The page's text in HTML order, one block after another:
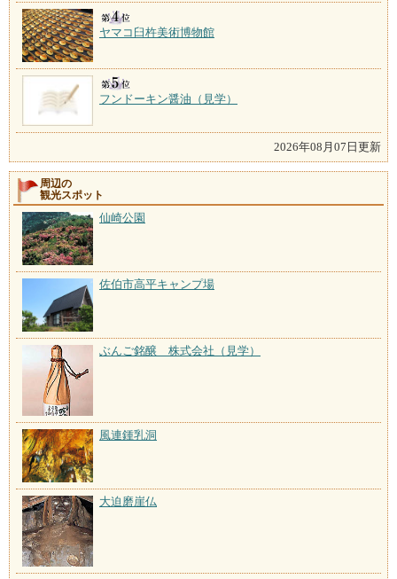
ヤマコ臼杵美術博物館
フンドーキン醤油（見学）
2026年08月07日更新
周辺の
観光スポット
仙崎公園
佐伯市高平キャンプ場
ぶんご銘醸 株式会社（見学）
風連鍾乳洞
大迫磨崖仏